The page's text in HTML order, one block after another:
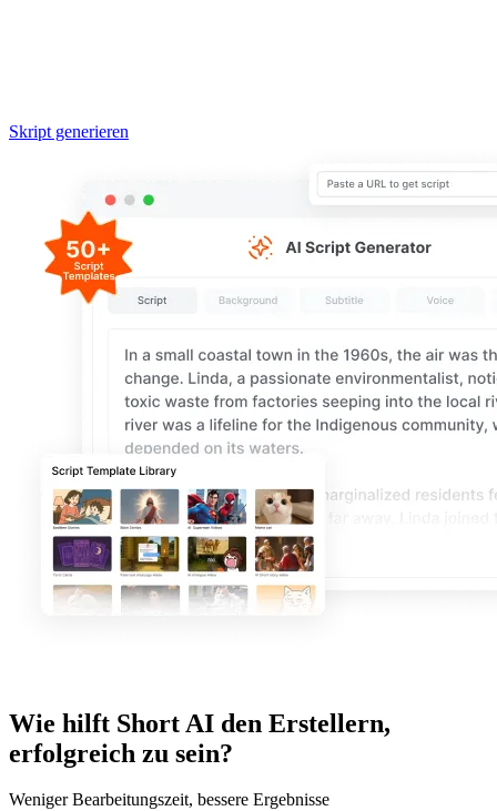
Skript generieren
Wie hilft Short AI den Erstellern,
erfolgreich zu sein?
Weniger Bearbeitungszeit, bessere Ergebnisse